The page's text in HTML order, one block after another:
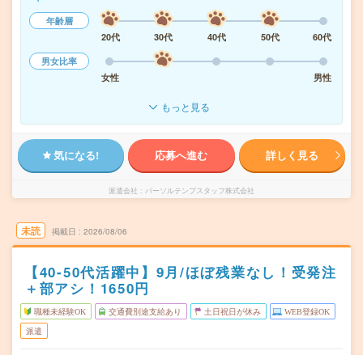
年齢層
20代
30代 40代 50代
60代
男女比率
女性
男性
もっと見る
気になる! 応募へ進む 詳しく見る
派遣会社 パーソルテンプスタッフ株式会社
未読 掲載日 2026/08/06
【40-50代活躍中】9月/ほぼ残業なし！受発注
＋部アシ！1650円
職種未経験OK 交通費別途支給あり 土日祝日が休み WEB登録OK
派遣